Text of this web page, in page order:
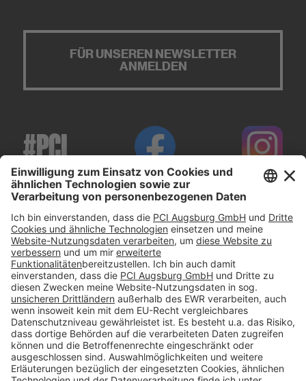
FÜR UNSEREN NEWSLETTER
ANMELDEN
#PCI
Impressum
Datenschutz
AGB
Rechtliche Hinweise